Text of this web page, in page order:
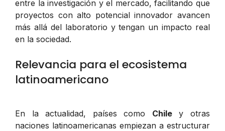
entre la investigación y el mercado, facilitando que
proyectos con alto potencial innovador avancen
más allá del laboratorio y tengan un impacto real
en la sociedad.
Relevancia para el ecosistema
latinoamericano
En la actualidad, países como Chiley otras
naciones latinoamericanas empiezan a estructurar